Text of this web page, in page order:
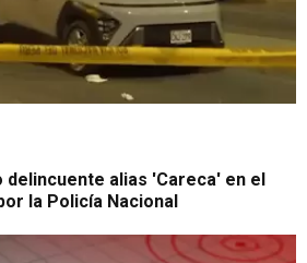
alias 'Careca' en el
la Policía Nacional